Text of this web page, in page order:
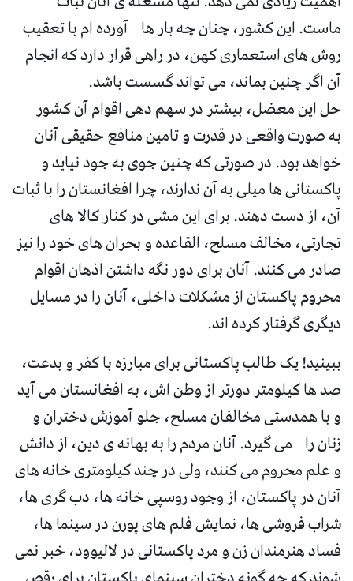
ماست. این کشور، چنان چه بار ها آورده ام با تعقیب
روش های استعماری کهن، در راهی قرار دارد که انجام
آن اگر چنین بماند، می تواند گسست باشد.
حل این معضل، بیشتر در سهم دهی اقوام آن کشور
به صورت واقعی در قدرت و تامین منافع حقیقی آنان
خواهد بود. در صورتی که چنین جوی به جود نیاید و
پاکستانی ها میلی به آن ندارند، چرا افغانستان را با ثبات
آن، از دست دهند. برای این مشی در کنار کالا های
تجارتی، مخالف مسلح، القاعده و بحران های خود را نیز
صادر می کنند. آنان برای دور نگه داشتن اذهان اقوام
محروم پاکستان از مشکلات داخلی، آنان را در مسایل
دیگری گرفتار کرده اند.
ببینید! یک طالب پاکستانی برای مبارزه با کفر و بدعت،
صد ها کیلومتر دورتر از وطن اش، به افغانستان می آید
و با همدستی مخالفان مسلح، جلو آموزش دختران و
زنان را می گیرد. آنان مردم را به بهانه ی دین، از دانش
و علم محروم می کنند، ولی در چند کیلومتری خانه های
آنان در پاکستان، از وجود روسپی خانه ها، دب گری ها،
شراب فروشی ها، نمایش فلم های پورن در سینما ها،
فساد هنرمندان زن و مرد پاکستانی در لالیوود، خبر نمی